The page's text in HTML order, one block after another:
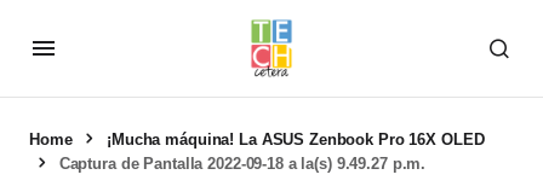
Home
¡Mucha máquina! La ASUS Zenbook Pro 16X OLED
Captura de Pantalla 2022-09-18 a la(s) 9.49.27 p.m.